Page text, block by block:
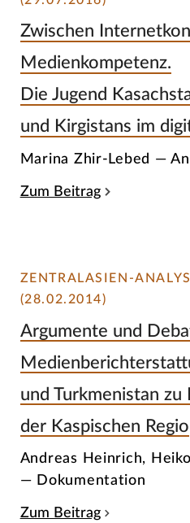
Zwischen
Medienkompetenz.
Die Jugend
und Kirgistans im
Marina Zhir-Lebed —
Zum Beitrag
ZENTRALASIEN-
(28.02.2014)
Argumente und
und Turkmenistan zu
der Kaspischen Regio
Andreas Heinrich,
— Dokumentation
Zum Beitrag